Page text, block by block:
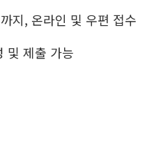
까지, 온라인 및 우편 접수
제출 가능